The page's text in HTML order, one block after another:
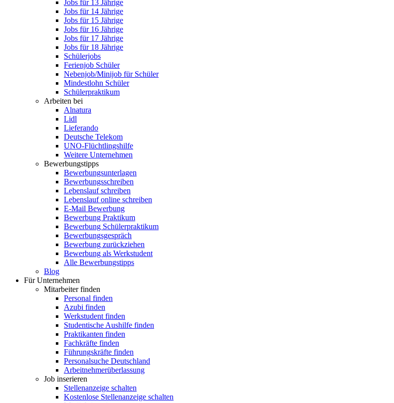
Jobs für 13 Jährige
Jobs für 14 Jährige
Jobs für 15 Jährige
Jobs für 16 Jährige
Jobs für 17 Jährige
Jobs für 18 Jährige
Schülerjobs
Ferienjob Schüler
Nebenjob/Minijob für Schüler
Mindestlohn Schüler
Schülerpraktikum
Arbeiten bei
Alnatura
Lidl
Lieferando
Deutsche Telekom
UNO-Flüchtlingshilfe
Weitere Unternehmen
Bewerbungstipps
Bewerbungsunterlagen
Bewerbungsschreiben
Lebenslauf schreiben
Lebenslauf online schreiben
E-Mail Bewerbung
Bewerbung Praktikum
Bewerbung Schülerpraktikum
Bewerbungsgespräch
Bewerbung zurückziehen
Bewerbung als Werkstudent
Alle Bewerbungstipps
Blog
Für Unternehmen
Mitarbeiter finden
Personal finden
Azubi finden
Werkstudent finden
Studentische Aushilfe finden
Praktikanten finden
Fachkräfte finden
Führungskräfte finden
Personalsuche Deutschland
Arbeitnehmerüberlassung
Job inserieren
Stellenanzeige schalten
Kostenlose Stellenanzeige schalten